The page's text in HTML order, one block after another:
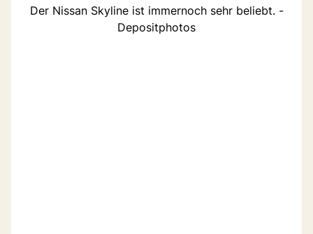
Der Nissan Skyline ist immernoch sehr beliebt. -
Depositphotos